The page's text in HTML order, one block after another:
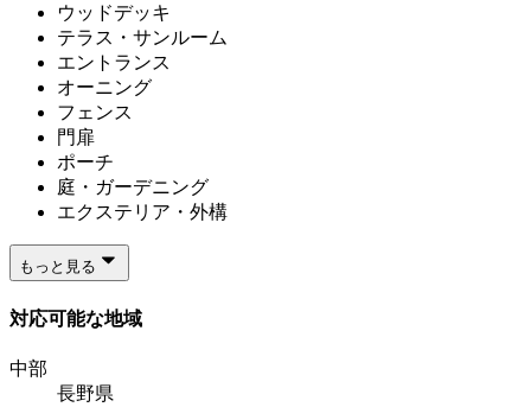
ウッドデッキ
テラス・サンルーム
エントランス
オーニング
フェンス
門扉
ポーチ
庭・ガーデニング
エクステリア・外構
もっと見る
対応可能な地域
中部
長野県